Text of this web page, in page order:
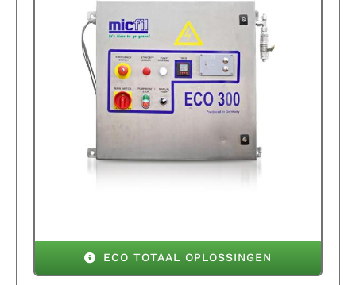
ECO TOTAAL OPLOSSINGEN